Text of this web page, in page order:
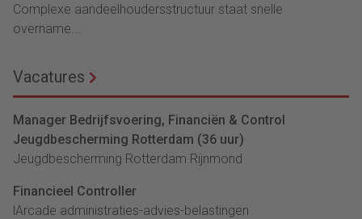
Complexe aandeelhoudersstructuur staat snelle
overname...
Vacatures
Manager Bedrijfsvoering, Financiën & Control
Jeugdbescherming Rotterdam (36 uur)
Jeugdbescherming Rotterdam Rijnmond
Financieel Controller
lArcade administraties-advies-belastingen